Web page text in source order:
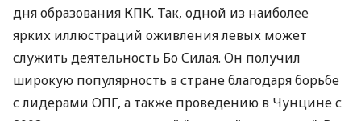
дня образования КПК. Так, одной из наиболее
ярких иллюстраций оживления левых может
служить деятельность Бо Силая. Он получил
широкую популярность в стране благодаря борьбе
с лидерами ОПГ, а также проведению в Чунцине с